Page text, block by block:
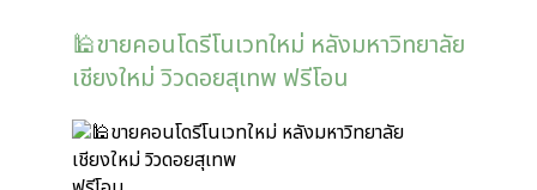
🕌ขายคอนโดรีโนเวทใหม่ หลังมหาวิทยาลัย
เชียงใหม่ วิวดอยสุเทพ ฟรีโอน
ขายคอนโดรีโนเวทใหม่ หลังมหาวิทยาลัย
เชียงใหม่ วิวดอยสุเทพ